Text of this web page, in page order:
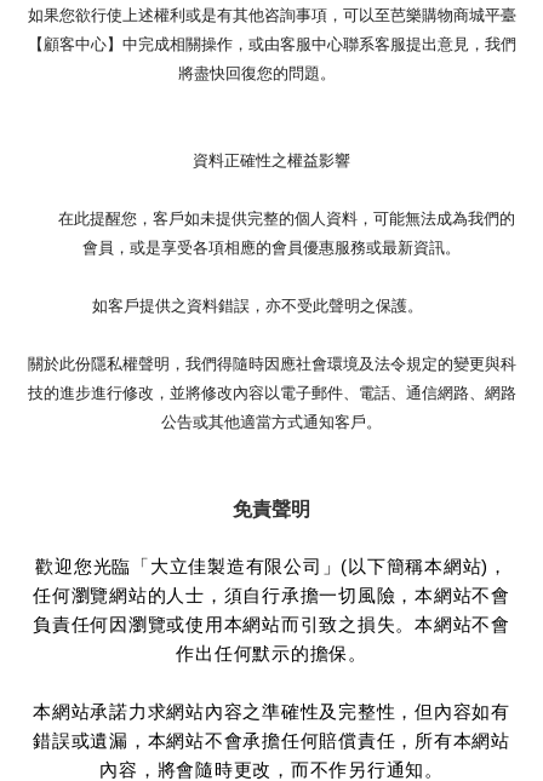
如果您欲行使上述權利或是有其他咨詢事項，可以至芭樂購物商城平臺
【顧客中心】中完成相關操作，或由客服中心聯系客服提出意見，我們
將盡快回復您的問題。
資料正確性之權益影響
在此提醒您，客戶如未提供完整的個人資料，可能無法成為我們的
會員，或是享受各項相應的會員優惠服務或最新資訊。
如客戶提供之資料錯誤，亦不受此聲明之保護。
關於此份隱私權聲明，我們得隨時因應社會環境及法令規定的變更與科
技的進步進行修改，並將修改內容以電子郵件、電話、通信網路、網路
公告或其他適當方式通知客戶。
免責聲明
歡迎您光臨「大立佳製造有限公司」(以下簡稱本網站)，
任何瀏覽網站的人士，須自行承擔一切風險，本網站不會
負責任何因瀏覽或使用本網站而引致之損失。本網站不會
作出任何默示的擔保。
本網站承諾力求網站內容之準確性及完整性，但內容如有
錯誤或遺漏，本網站不會承擔任何賠償責任，所有本網站
內容，將會隨時更改，而不作另行通知。